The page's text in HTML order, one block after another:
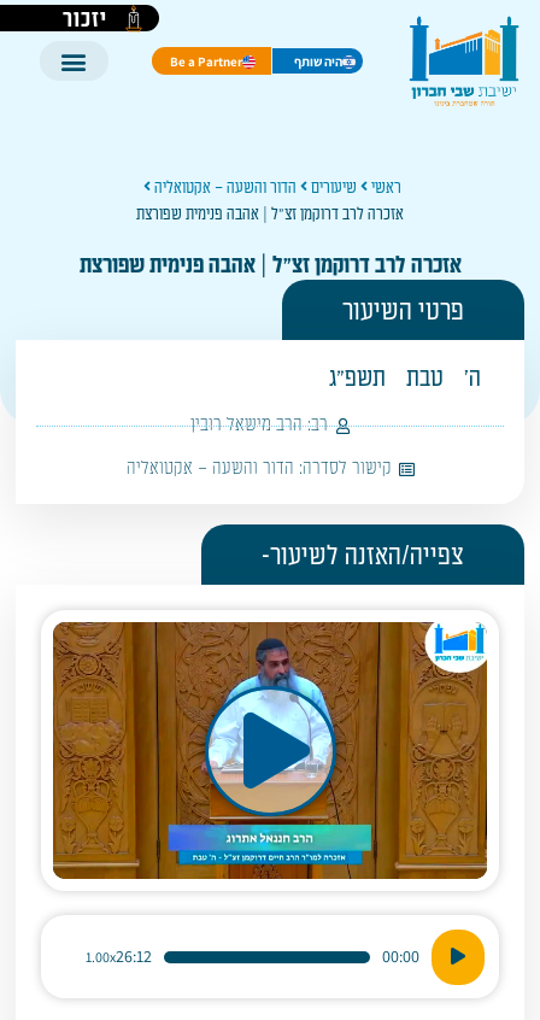
יזכור
היה שותף Be a Partner
ראשי שיעורים
הדור והשעה – אקטואליה
אזכרה לרב דרוקמן זצ"ל | אהבה פנימית שפורצת
אזכרה לרב דרוקמן זצ"ל | אהבה פנימית שפורצת
פרטי השיעור
ה' טבת תשפ"ג
רב: הרב מישאל רובין
קישור לסדרה: הדור והשעה – אקטואליה
צפייה/האזנה לשיעור-
נגן
אודיו
00:00
26:12
1.00x